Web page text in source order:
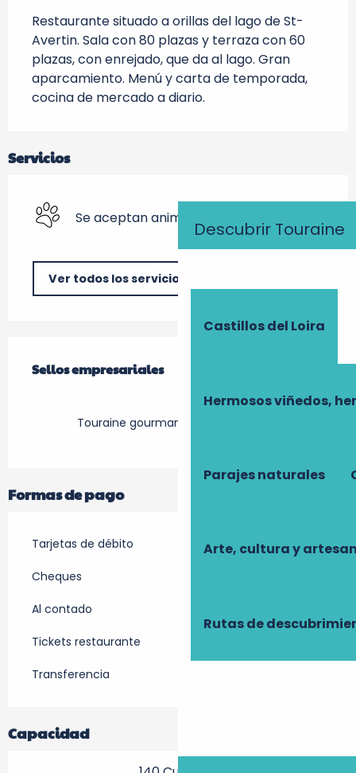
Descubrir Touraine
Castillos del Loira
Hermosos viñedos,
Parajes naturales
Arte, cultura y
Rutas de
Restaurante situado a orillas del lago de St-
Avertin. Sala con 80 plazas y terraza con 60
plazas, con enrejado, que da al lago. Gran
aparcamiento. Menú y carta de temporada,
cocina de mercado a diario.
Servicios
Se aceptan animales
Ver todos los servicios
Sellos empresariales
Sellos empresariales
Touraine gourmande en Val de Loire
Formas de pago
Tarjetas de débito
Cheques
Al contado
Tickets restaurante
Transferencia
Capacidad